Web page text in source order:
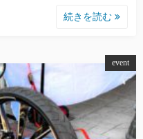
続きを読む
event